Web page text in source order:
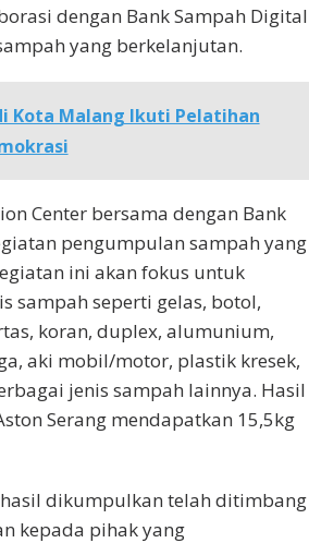
dengan Bank Sampah Digital
yang berkelanjutan.
Kota Malang Ikuti Pelatihan
Center bersama dengan Bank
pengumpulan sampah yang
ini akan fokus untuk
sampah seperti gelas, botol,
koran, duplex, alumunium,
aki mobil/motor, plastik kresek,
jenis sampah lainnya. Hasil
Serang mendapatkan 15,5kg
dikumpulkan telah ditimbang
kepada pihak yang